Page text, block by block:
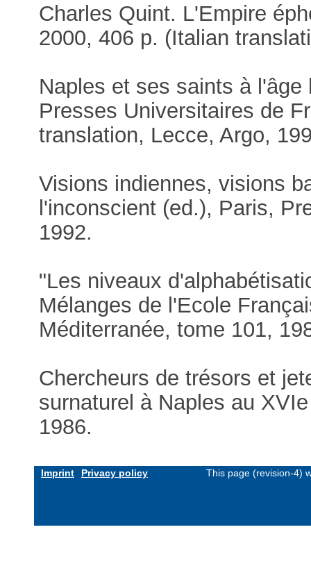
Charles Quint. L'Empire
2000, 406 p. (Italian
Naples et ses saints à
Presses Universitaires de
translation, Lecce, Argo,
Visions indiennes, visions
l'inconscient (ed.), Paris,
1992.
"Les niveaux
Mélanges de l'Ecole
Méditerranée, tome 101,
Chercheurs de trésors et
surnaturel à Naples au
1986.
Imprint Privacy policy This page (revision-4)